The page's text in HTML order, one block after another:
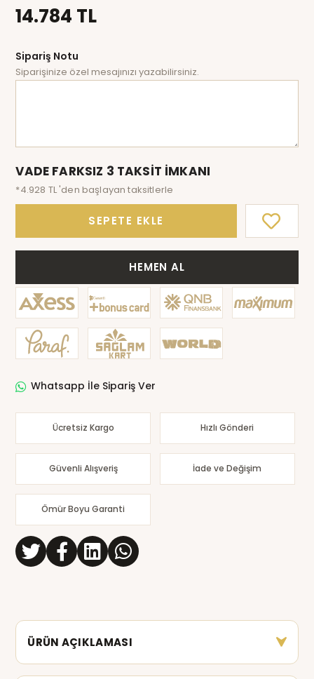
14.784 TL
Sipariş Notu
Siparişinize özel mesajınızı yazabilirsiniz.
VADE FARKSIZ 3 TAKSİT İMKANI
*4.928 TL 'den başlayan taksitlerle
SEPETE EKLE
HEMEN AL
Whatsapp İle Sipariş Ver
Ücretsiz Kargo Hızlı Gönderi
Güvenli Alışveriş İade ve Değişim
Ömür Boyu Garanti
ÜRÜN AÇIKLAMASI